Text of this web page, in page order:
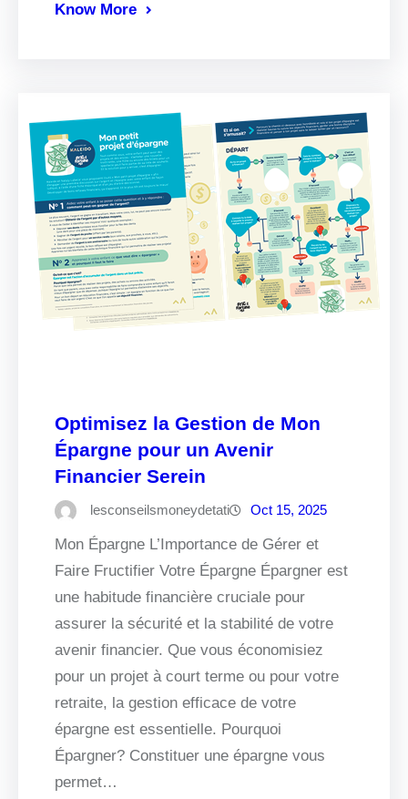
Know More
Optimisez la Gestion de Mon
Épargne pour un Avenir
Financier Serein
lesconseilsmoneydetati Oct 15, 2025
Mon Épargne L’Importance de Gérer et
Faire Fructifier Votre Épargne Épargner est
une habitude financière cruciale pour
assurer la sécurité et la stabilité de votre
avenir financier. Que vous économisiez
pour un projet à court terme ou pour votre
retraite, la gestion efficace de votre
épargne est essentielle. Pourquoi
Épargner? Constituer une épargne vous
permet…